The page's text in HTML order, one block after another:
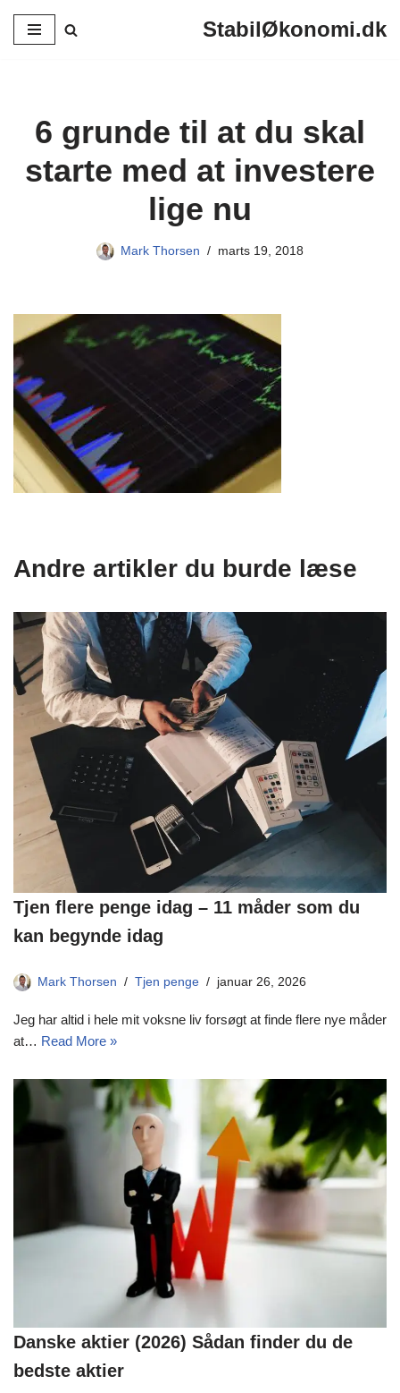
Spring
StabilØkonomi.dk
6 grunde til at du skal
starte med at investere
lige nu
Mark Thorsen marts 19, 2018
Andre artikler du burde læse
Tjen flere penge idag – 11 måder som du
kan begynde idag
Mark Thorsen Tjen penge januar 26, 2026
Jeg har altid i hele mit voksne liv forsøgt at finde flere nye måder
at… Read More »
Danske aktier (2026) Sådan finder du de
bedste aktier